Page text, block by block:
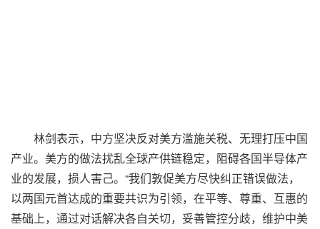
林剑表示，中方坚决反对美方滥施关税、无理打压中国
产业。美方的做法扰乱全球产供链稳定，阻碍各国半导体产
业的发展，损人害己。“我们敦促美方尽快纠正错误做法，
以两国元首达成的重要共识为引领，在平等、尊重、互惠的
基础上，通过对话解决各自关切，妥善管控分歧，维护中美